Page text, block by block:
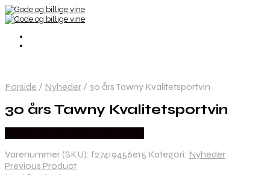
Forside / Nyheder / 30 års Tawny Kvalitetsportvin
30 års Tawny Kvalitetsportvin
Varenummer (SKU): f27419456e15 Kategori: Nyheder
Previous Product